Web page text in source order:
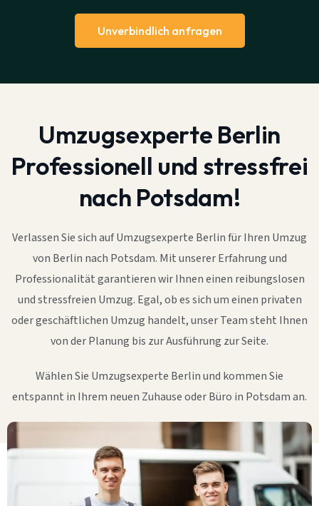
Unverbindlich anfragen
Umzugsexperte Berlin
Professionell und stressfrei
nach Potsdam!
Verlassen Sie sich auf Umzugsexperte Berlin für Ihren Umzug
von Berlin nach Potsdam. Mit unserer Erfahrung und
Professionalität garantieren wir Ihnen einen reibungslosen
und stressfreien Umzug. Egal, ob es sich um einen privaten
oder geschäftlichen Umzug handelt, unser Team steht Ihnen
von der Planung bis zur Ausführung zur Seite.
Wählen Sie Umzugsexperte Berlin und kommen Sie
entspannt in Ihrem neuen Zuhause oder Büro in Potsdam an.